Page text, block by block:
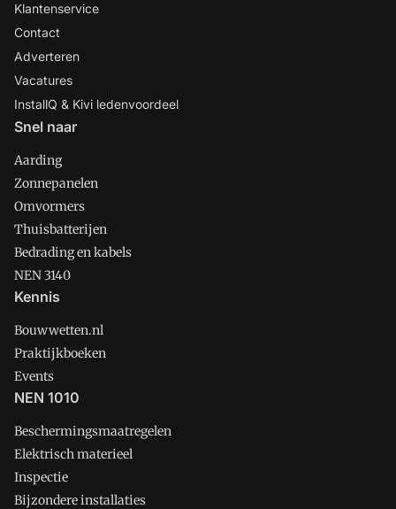
Klantenservice
Contact
Adverteren
Vacatures
InstallQ & Kivi ledenvoordeel
Snel naar
Aarding
Zonnepanelen
Omvormers
Thuisbatterijen
Bedrading en kabels
NEN 3140
Kennis
Bouwwetten.nl
Praktijkboeken
Events
NEN 1010
Beschermingsmaatregelen
Elektrisch materieel
Inspectie
Bijzondere installaties